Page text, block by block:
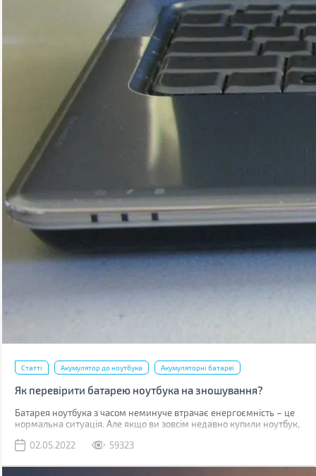
Статті Акумулятор до ноутбука Акумуляторні батареї
Як перевірити батарею ноутбука на зношування?
​​​​​Батарея ноутбука з часом неминуче втрачає енергоємність – це
нормальна ситуація. Але якщо ви зовсім недавно купили ноутбук,
гарантійний термін батареї (зазвичай від 1 до 3 років залежно від
зносилася (більше 20%), то виробник здійснює безкоштовну
02.05.2022 59323